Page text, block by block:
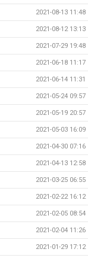
2021-08-13 11:48
2021-08-12 13:13
2021-07-29 19:48
2021-06-18 11:17
2021-06-14 11:31
2021-05-24 09:57
2021-05-19 20:57
2021-05-03 16:09
2021-04-30 07:16
2021-04-13 12:58
2021-03-25 06:55
2021-02-22 16:12
2021-02-05 08:54
2021-02-04 11:26
2021-01-29 17:12